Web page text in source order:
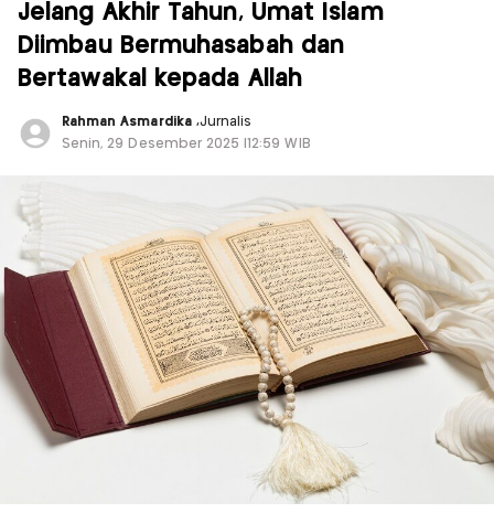
Jelang Akhir Tahun, Umat Islam
Diimbau Bermuhasabah dan
Bertawakal kepada Allah
Rahman Asmardika ,Jurnalis
Senin, 29 Desember 2025 |12:59 WIB